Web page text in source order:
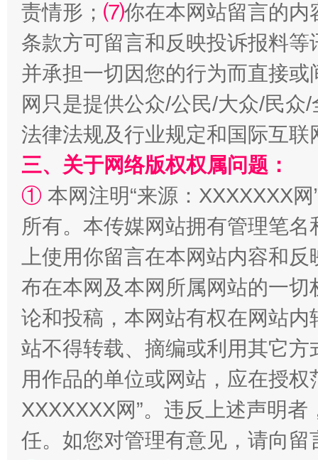
全民健身五年计划来了！等你上场
阿坝州三大球赛在茂县开幕 规模
责情形； ⑺你在本网站留言的内
条款方可留言和反映投诉报料
并承担一切因您的行为而直接
网只是提供公众/公民/大众/民
法律法规及行业规定和国际互
三、关于网络版权权属问题：
① 本网注明“来源：XXXXXXX
所有。本传媒网站拥有管理笔
上使用你留言在本网站内容和
布在本网及本网所属网站的一
论和投稿，本网站有权在网站
站不得转载、摘编或利用其它
用作品的单位或网站，应在授
XXXXXXX网”。违反上述声明
任。如您对管理有意见，请向